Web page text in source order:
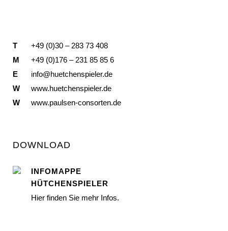
T
+49 (0)30 – 283 73 408
M
+49 (0)176 – 231 85 85 6
E
info@huetchenspieler.de
W
www.huetchenspieler.de
W
www.paulsen-consorten.de
DOWNLOAD
INFOMAPPE
HÜTCHENSPIELER
Hier finden Sie mehr Infos.